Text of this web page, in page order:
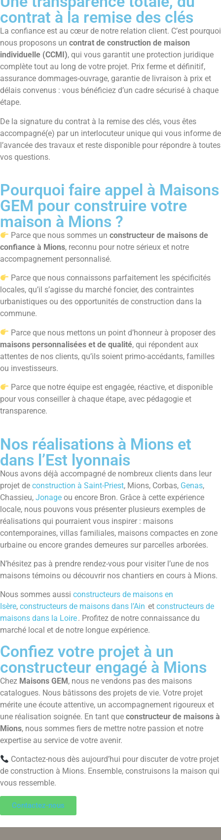
contrat à la remise des clés
La confiance est au cœur de notre relation client. C’est pourquoi
nous proposons un contrat de construction de maison
individuelle (CCMI), qui vous garantit une protection juridique
complète tout au long de votre projet. Prix ferme et définitif,
assurance dommages-ouvrage, garantie de livraison à prix et
délais convenus : vous bénéficiez d’un cadre sécurisé à chaque
étape.
De la signature du contrat à la remise des clés, vous êtes
accompagné(e) par un interlocuteur unique qui vous informe de
l’avancée des travaux et reste disponible pour répondre à toutes
vos questions.
Pourquoi faire appel à Maisons
GEM pour construire votre
maison à Mions ?
Parce que nous sommes unconstructeur de maisons de
confiance à Mions, reconnu pour notre sérieux et notre
accompagnement personnalisé.
Parce que nous connaissons parfaitement les spécificités
locales, qu’il s’agisse du marché foncier, des contraintes
urbanistiques ou des opportunités de construction dans la
commune.
Parce que nous mettons un point d’honneur à proposer des
maisons personnalisées et de qualité, qui répondent aux
attentes de nos clients, qu’ils soient primo-accédants, familles
ou investisseurs.
Parce que notre équipe est engagée, réactive, et disponible
pour vous conseiller à chaque étape, avec pédagogie et
transparence.
Nos réalisations à Mions et
dans l’Est lyonnais
Nous avons déjà accompagné de nombreux clients dans leur
projet de construction à Saint-Priest, Mions, Corbas, Genas,
Chassieu, Jonage ou encore Bron. Grâce à cette expérience
locale, nous pouvons vous présenter plusieurs exemples de
réalisations qui pourraient vous inspirer : maisons
contemporaines, villas familiales, maisons compactes en zone
urbaine ou encore grandes demeures sur parcelles arborées.
N’hésitez pas à prendre rendez-vous pour visiter l’une de nos
maisons témoins ou découvrir nos chantiers en cours à Mions.
Nous sommes aussi constructeurs de maisons en
Isère, constructeurs de maisons dans l’Ain et constructeurs de
maisons dans la Loire. Profitez de notre connaissance du
marché local et de notre longue expérience.
Confiez votre projet à un
constructeur engagé à Mions
Chez Maisons GEM, nous ne vendons pas des maisons
catalogues. Nous bâtissons des projets de vie. Votre projet
mérite une écoute attentive, un accompagnement rigoureux et
une réalisation soignée. En tant que constructeur de maisons à
Mions, nous sommes fiers de mettre notre passion et notre
expertise au service de votre avenir.
Contactez-nous dès aujourd’hui pour discuter de votre projet
de construction à Mions. Ensemble, construisons la maison qui
vous ressemble.
Contactez-nous